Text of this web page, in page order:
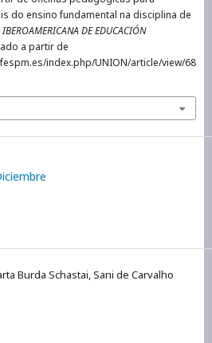
do ensino fundamental na disciplina de
DE EDUCACIÓN
a partir de
index.php/UNION/article/view/68
Burda Schastai, Sani de Carvalho